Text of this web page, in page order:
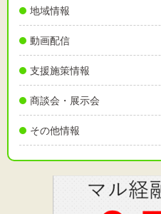
地域情報
動画配信
支援施策情報
商談会・展示会
その他情報